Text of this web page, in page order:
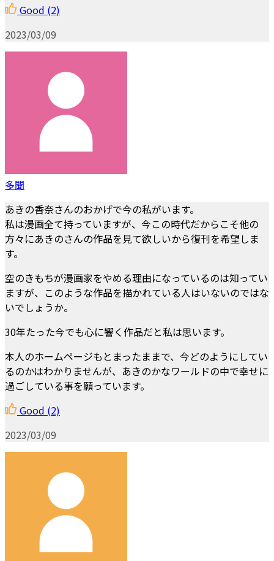
Good (2)
2023/03/09
多聞
あきの香奈さんのおかげで今の私がいます。
私は漫画全て持っていますが、今この時代だからこそ他の
方々にあきのさんの作品を見て欲しいから復刊を希望しま
す。
空のきもちが漫画家をやめる理由になっているのは知ってい
ますが、このような作品を描かれている人はいないのではな
いでしょうか。
30年たった今でも心に響く作品だと私は思います。
本人のホームページもとまったままで、今どのようにしてい
るのかはわかりませんが、あきのかなワールドの中で幸せに
過ごしている事を願っています。
Good (2)
2023/03/09